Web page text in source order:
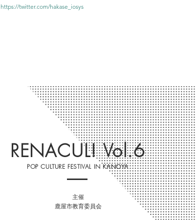
https://twitter.com/hakase_iosys
RENACUL! Vol.6
POP CULTURE FESTIVAL IN KANOYA
主催
鹿屋市教育委員会